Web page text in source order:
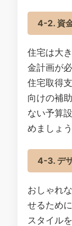
4-2. 資
住宅は大
金計画が
住宅取得
向けの補
ない予算
めましょう
4-3. デ
おしゃれ
せるため
スタイル